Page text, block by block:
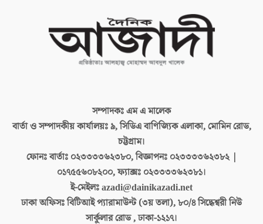
সম্পাদকঃএম এ মালেক
বার্তা ও সম্পাদকীয় কার্যালয়ঃ৯, সিডিএ বাণিজ্যিক এলাকা, মোমিন রোড,
চট্টগ্রাম।
ফোনঃ বার্তাঃ ০২৩৩৩৩৬২৩৮০, বিজ্ঞাপনঃ ০২৩৩৩৩৬২৩৮২ |
০১৭৫৫৬০৮২০০, ফ্যাক্সঃ ০২৩৩৩৩৬২৩৮১।
ই-মেইলঃazadi@dainikazadi.net
ঢাকা অফিসঃবিটিআই প্যারামাউন্ট (৩য় তলা), ৮০/৪ সিদ্ধেশ্বরী নিউ
সার্কুলার রোড , ঢাকা-১২১৭।